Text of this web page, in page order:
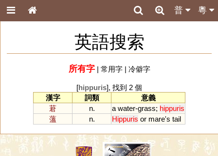
粵
普
英語搜索
所有字| 常用字| 冷僻字
[hippuris], 找到 2 個
漢字
詞類
意義
莙
n. a water-grass; hippuris
薀
n. Hippuris or mare's tail